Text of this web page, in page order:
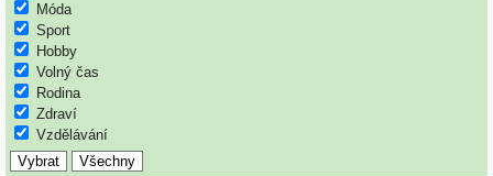
Móda
Sport
Hobby
Volný čas
Rodina
Zdraví
Vzdělávání